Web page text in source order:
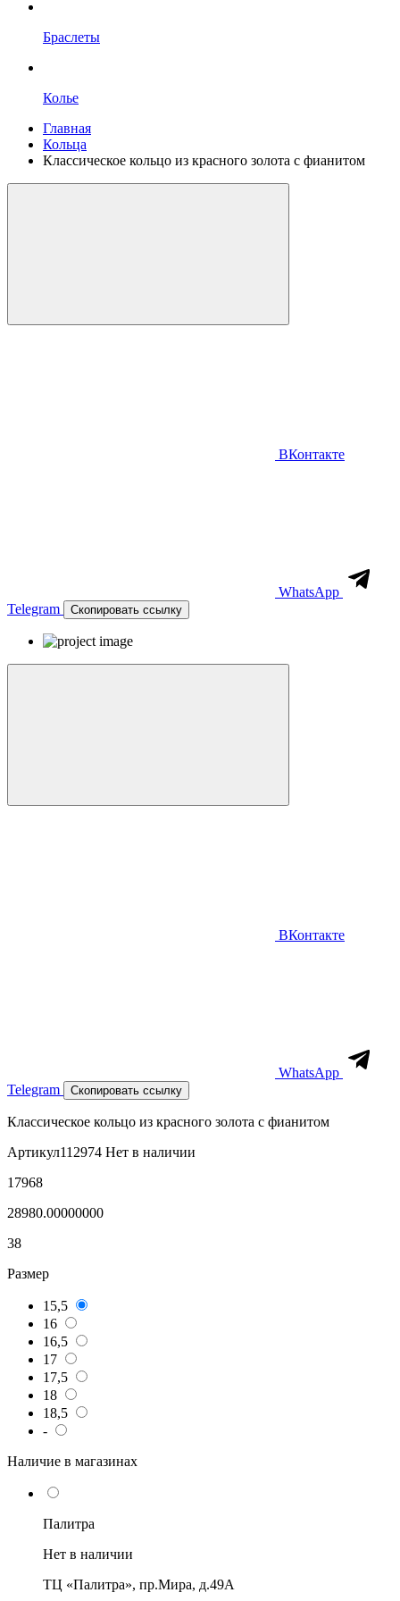
Браслеты
Колье
Главная
Кольца
Классическое кольцо из красного золота с фианитом
ВКонтакте
WhatsApp
Telegram
Скопировать ссылку
ВКонтакте
WhatsApp
Telegram
Скопировать ссылку
Классическое кольцо из красного золота с фианитом
Артикул112974 Нет в наличии
17968
28980.00000000
38
Размер
15,5
16
16,5
17
17,5
18
18,5
-
Наличие в магазинах
Палитра
Нет в наличии
ТЦ «Палитра», пр.Мира, д.49А